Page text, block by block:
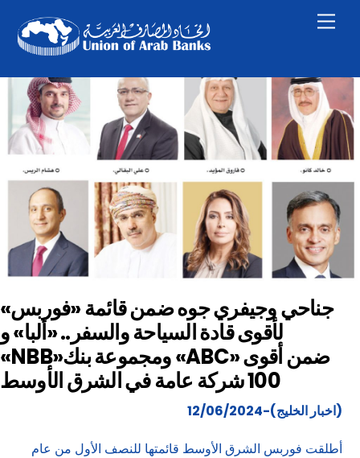
content
جناحي وجيفري جوه ضمن قائمة «فوربس»
لأقوى قادة السياحة والسفر.. «ألبا» و
«NBB»ومجموعة بنك «ABC» ضمن أقوى
100 شركة عامة في الشرق الأوسط
(اخبار الخليج)-12/06/2024
أطلقت فوربس الشرق الأوسط قائمتها للنصف الأول من عام